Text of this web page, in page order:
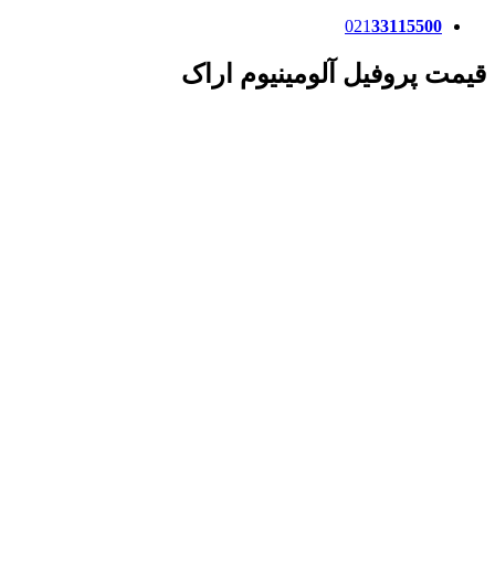
02133115500
قیمت پروفیل آلومینیوم اراک